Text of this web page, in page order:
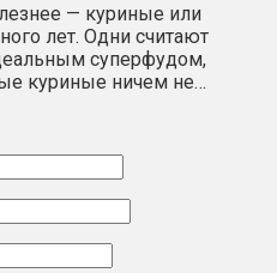
— куриные или
лет. Одни считают
суперфудом,
куриные ничем не…